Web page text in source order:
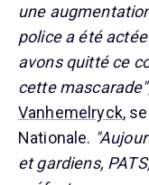
une
police a été
avons quitté ce
cette mascarade"
Vanhemelryck,
Nationale.
et gardiens,